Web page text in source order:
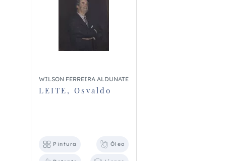
WILSON FERREIRA ALDUNATE
LEITE, Osvaldo
Pintura Óleo